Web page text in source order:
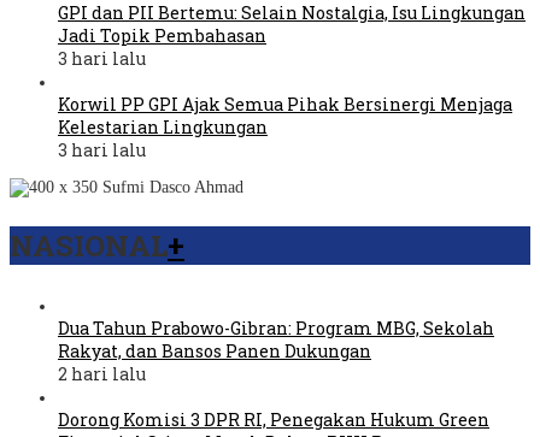
GPI dan PII Bertemu: Selain Nostalgia, Isu Lingkungan
Jadi Topik Pembahasan
3 hari lalu
Korwil PP GPI Ajak Semua Pihak Bersinergi Menjaga
Kelestarian Lingkungan
3 hari lalu
NASIONAL+
Dua Tahun Prabowo-Gibran: Program MBG, Sekolah
Rakyat, dan Bansos Panen Dukungan
2 hari lalu
Dorong Komisi 3 DPR RI, Penegakan Hukum Green